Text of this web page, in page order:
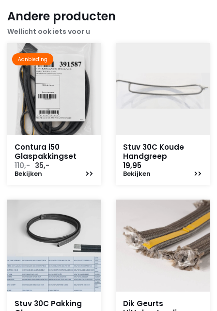
Andere producten
Wellicht ook iets voor u
Aanbieding
Contura i50
Glaspakkingset
110,- Oorspronkelijke
prijs
35,-
Bekijken
Stuv 30C Koude
Handgreep
19,95
Bekijken
Stuv 30C Pakking
Dik Geurts